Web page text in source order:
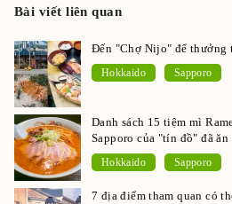
Bài viết liên quan
Đến "Chợ Nijo" để thưởng
Hokkaido Sapporo
Danh sách 15 tiệm mì
Sapporo của "tín đồ" đã
Hokkaido Sapporo
7 địa điểm tham quan có